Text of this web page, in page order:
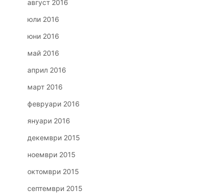
август 2016
юли 2016
юни 2016
май 2016
април 2016
март 2016
февруари 2016
януари 2016
декември 2015
ноември 2015
октомври 2015
септември 2015